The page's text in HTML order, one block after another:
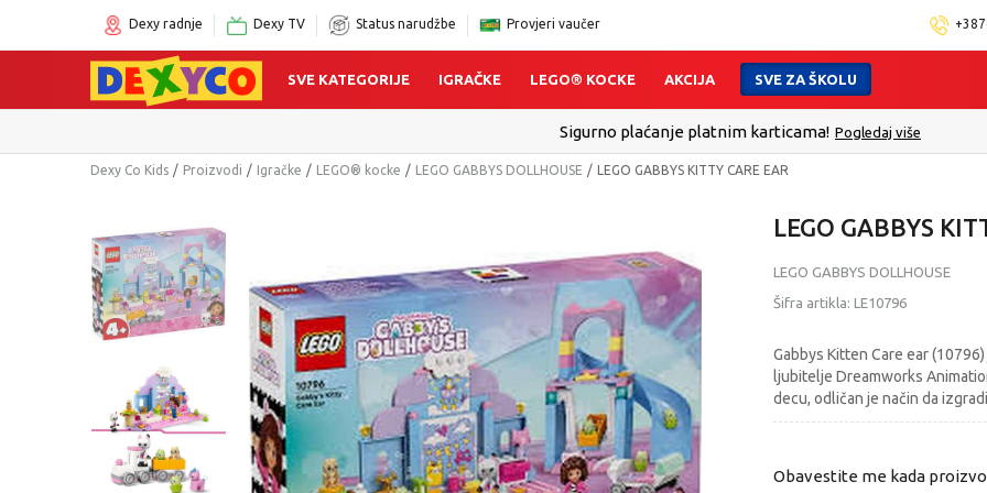
Dexy radnje Dexy TV Status narudžbe Provjeri vaučer
SVE KATEGORIJE IGRAČKE LEGO® KOCKE AKCIJA SVE ZA ŠKOLU
Sigurno plaćanje platnim karticama! Pogledaj više
Dexy Co Kids Proizvodi Igračke LEGO® kocke LEGO GABBYS DOLLHOUSE LEGO GABBYS KITTY CARE EAR
LEGO GABBYS
LEGO GABBYS DOLLHOUSE
Šifra artikla: LE10796
Gabbys Kitten Care ear
ljubitelje Dreamworks
decu, odličan je način da
Obavestite me kada